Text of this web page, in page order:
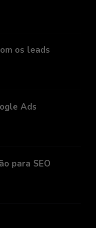
os leads
Ads
para SEO